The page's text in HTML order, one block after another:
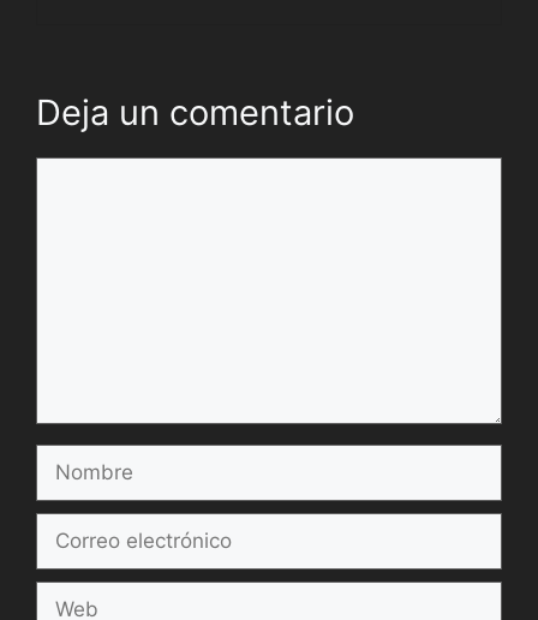
Deja un comentario
electrónico